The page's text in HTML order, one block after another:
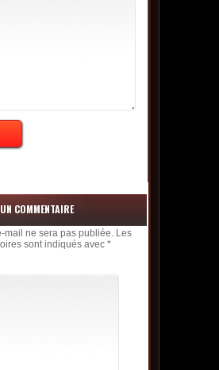
COMMENTAIRE
mail ne sera pas publiée. Les
sont indiqués avec *